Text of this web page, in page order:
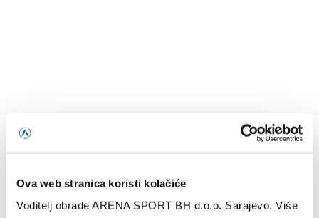
Ova web stranica koristi kolačiće
Voditelj obrade ARENA SPORT BH d.o.o. Sarajevo. Više
Standings provided bySofascore